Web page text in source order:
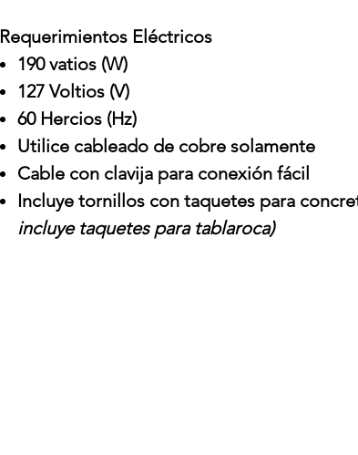
Requerimientos Eléctricos
190 vatios (W)
127 Voltios (V)
60 Hercios (Hz)
Utilice cableado de cobre solamente
Cable con clavija para conexión fácil
Incluye tornillos con taquetes para
incluye taquetes para tablaroca)